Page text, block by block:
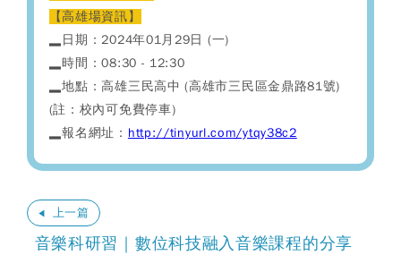
【高雄場資訊】
▂日期：2024年01月29日 (一)
▂時間：08:30 - 12:30
▂地點：高雄三民高中 (高雄市三民區金鼎路81號)
(註：校內可免費停車)
▂報名網址： http://tinyurl.com/ytqy38c2
上一篇
音樂科研習｜數位科技融入音樂課程的分享